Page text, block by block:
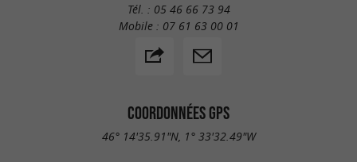
Tél. : 05 46 66 73 94
Mobile : 07 61 63 00 01
COORDONNÉES GPS
46° 14'35.91"N, 1° 33'32.49"W